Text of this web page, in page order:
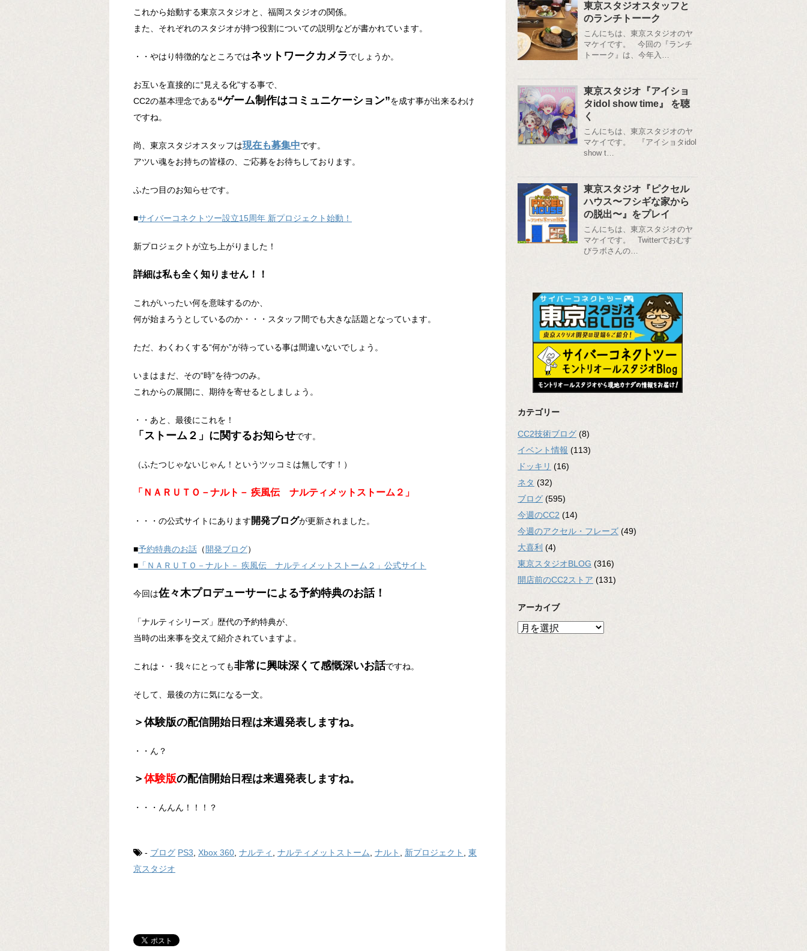
これから始動する東京スタジオと、福岡スタジオの関係。
また、それぞれのスタジオが持つ役割についての説明などが書かれています。
・・やはり特徴的なところではネットワークカメラでしょうか。
お互いを直接的に“見える化”する事で、
CC2の基本理念である“ゲーム制作はコミュニケーション”を成す事が出来るわけ
ですね。
尚、東京スタジオスタッフは現在も募集中です。
アツい魂をお持ちの皆様の、ご応募をお待ちしております。
ふたつ目のお知らせです。
■サイバーコネクトツー設立15周年 新プロジェクト始動！
新プロジェクトが立ち上がりました！
詳細は私も全く知りません！！
これがいったい何を意味するのか、
何が始まろうとしているのか・・・スタッフ間でも大きな話題となっています。
ただ、わくわくする“何か”が待っている事は間違いないでしょう。
いまはまだ、その“時”を待つのみ。
これからの展開に、期待を寄せるとしましょう。
・・あと、最後にこれを！
「ストーム２」に関するお知らせです。
（ふたつじゃないじゃん！というツッコミは無しです！）
「ＮＡＲＵＴＯ－ナルト－ 疾風伝 ナルティメットストーム２」
・・・の公式サイトにあります開発ブログが更新されました。
■予約特典のお話 （ 開発ブログ）
■ 「ＮＡＲＵＴＯ－ナルト－ 疾風伝 ナルティメットストーム２」公式サイト
今回は佐々木プロデューサーによる予約特典のお話！
「ナルティシリーズ」歴代の予約特典が、
当時の出来事を交えて紹介されていますよ。
これは・・我々にとっても非常に興味深くて感慨深いお話ですね。
そして、最後の方に気になる一文。
＞体験版の配信開始日程は来週発表しますね。
・・ん？
＞体験版の配信開始日程は来週発表しますね。
・・・んんん！！！？
- ブログ PS3 Xbox 360 ナルティ ナルティメットストーム ナルト 新プロジェクト
東
京スタジオ
東京スタジオスタッフと
のランチトーーク
こんにちは、東京スタジオのヤ
マケイです。 今回の『ランチ
トーーク』は、今年入…
東京スタジオ『アイショ
タidol show time』 を聴
く
こんにちは、東京スタジオのヤ
マケイです。 『アイショタidol
show t…
東京スタジオ『ピクセル
ハウス〜フシギな家から
の脱出〜』をプレイ
こんにちは、東京スタジオのヤ
マケイです。 Twitterでおむす
びラボさんの…
カテゴリー
CC2技術ブログ (8)
イベント情報 (113)
ドッキリ (16)
ネタ (32)
ブログ (595)
今週のCC2 (14)
今週のアクセル・フレーズ (49)
大喜利 (4)
東京スタジオBLOG (316)
開店前のCC2ストア (131)
アーカイブ
ア